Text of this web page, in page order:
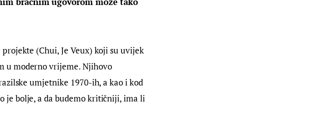
(Chui, Je Veux) koji su uvijek
u moderno vrijeme. Njihovo
umjetnike 1970-ih, a kao i kod
je bolje, a da budemo kritičniji, ima li